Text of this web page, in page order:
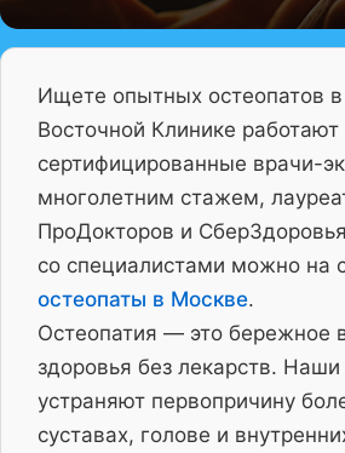
Ищете опытных остеопатов
Восточной Клинике работают
сертифицированные врачи-
многолетним стажем,
ПроДокторов и
со специалистами можно на
остеопаты в Москве.
Остеопатия — это бережное
здоровья без лекарств.
устраняют первопричину
суставах, голове и